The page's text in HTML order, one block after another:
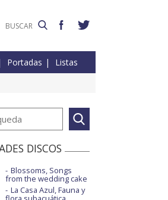
Portadas Listas
DISCOS
Blossoms, Songs
from the wedding cake
La Casa Azul, Fauna y